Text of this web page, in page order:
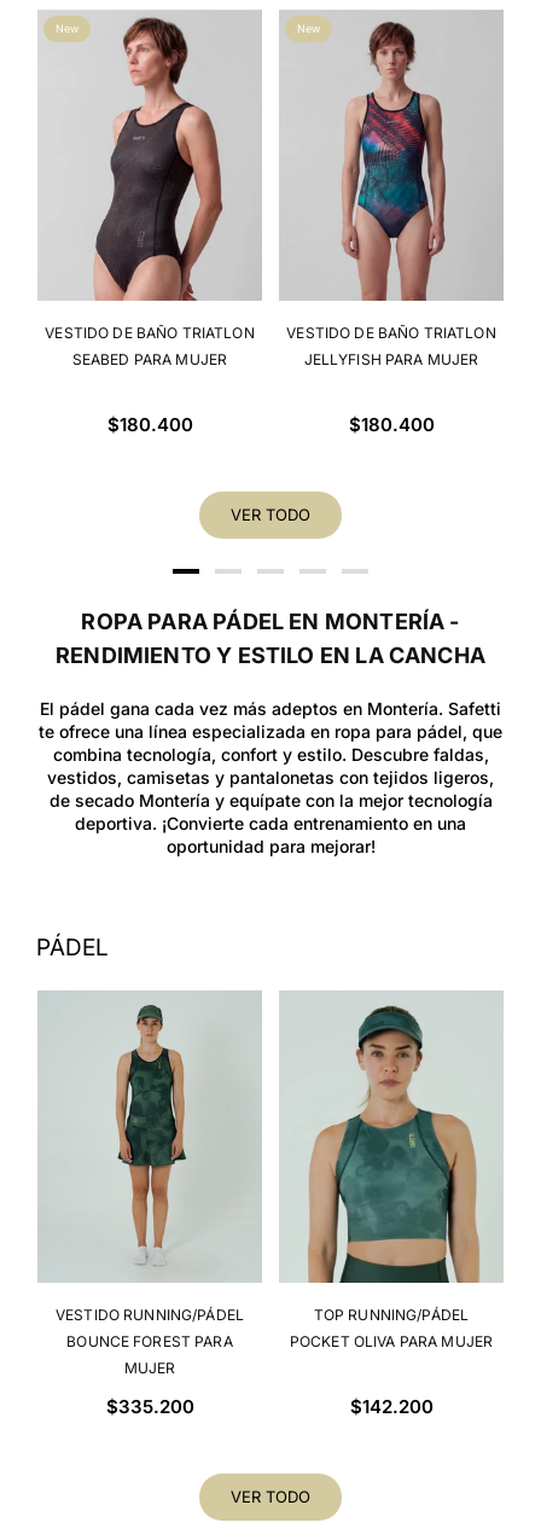
New
VESTIDO DE BAÑO TRIATLON
SEABED PARA MUJER
Precio
$180.400
New
VESTIDO DE BAÑO TRIATLON
JELLYFISH PARA MUJER
Precio
$180.400
VER TODO
ROPA PARA PÁDEL EN MONTERÍA -
RENDIMIENTO Y ESTILO EN LA CANCHA
El pádel gana cada vez más adeptos en Montería. Safetti
te ofrece una línea especializada en ropa para pádel, que
combina tecnología, confort y estilo. Descubre faldas,
vestidos, camisetas y pantalonetas con tejidos ligeros,
de secado Montería y equípate con la mejor tecnología
deportiva. ¡Convierte cada entrenamiento en una
oportunidad para mejorar!
PÁDEL
VESTIDO RUNNING/PÁDEL
BOUNCE FOREST PARA
MUJER
Precio
$335.200
TOP RUNNING/PÁDEL
POCKET OLIVA PARA MUJER
Precio
$142.200
VER TODO